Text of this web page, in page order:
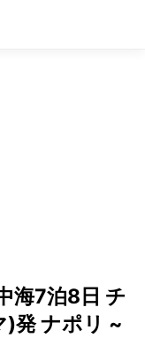
海7泊8日 チ
)発 ナポリ ~